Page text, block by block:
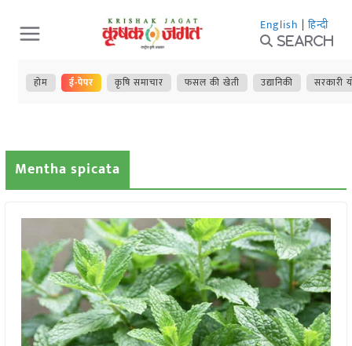
Skip
to
content
English | हिन्दी
Search
होम ई-पेपर कृषि समाचार फसल की खेती उद्यानिकी सरकारी
Mentha spicata